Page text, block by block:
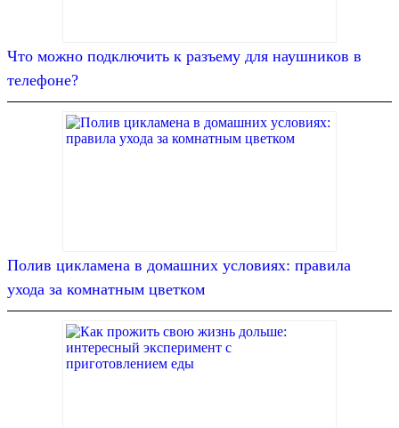
Что можно подключить к разъему для наушников в
телефоне?
Полив цикламена в домашних условиях: правила
ухода за комнатным цветком